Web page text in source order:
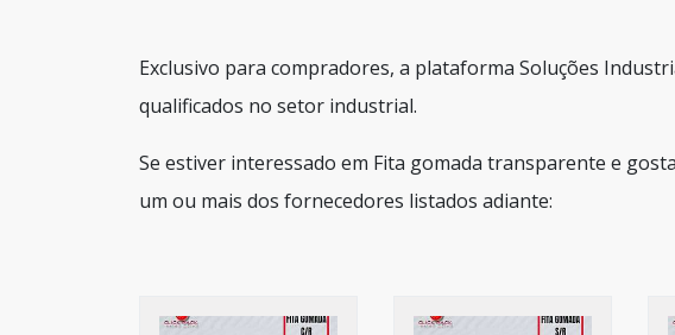
Exclusivo para compradores, a plataforma Soluções
qualificados no setor industrial.
Se estiver interessado em Fita gomada transparente e
um ou mais dos fornecedores listados adiante: